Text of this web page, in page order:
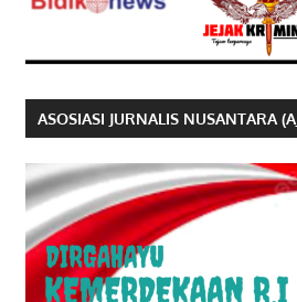
ASOSIASI JURNALIS NUSANTARA